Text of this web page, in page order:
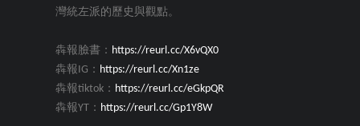
灣統左派的歷史與觀點。
犇報臉書： https://reurl.cc/X6vQX0
犇報IG： https://reurl.cc/Xn1ze
犇報tiktok： https://reurl.cc/eGkpQR
犇報YT： https://reurl.cc/Gp1Y8W